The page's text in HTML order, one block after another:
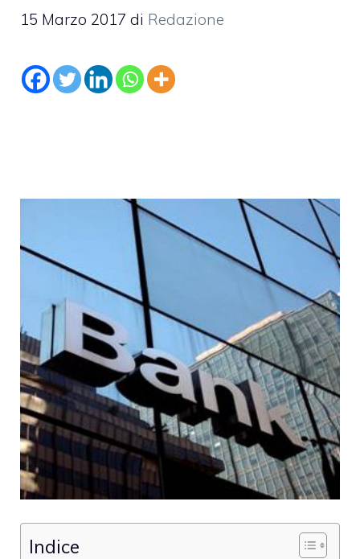
15 Marzo 2017 di Redazione
Indice